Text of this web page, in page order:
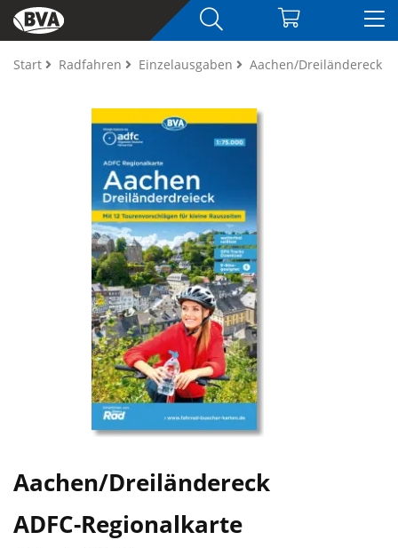
Start Radfahren Einzelausgaben Aachen/Dreiländereck
Aachen/Dreiländereck
ADFC-Regionalkarte